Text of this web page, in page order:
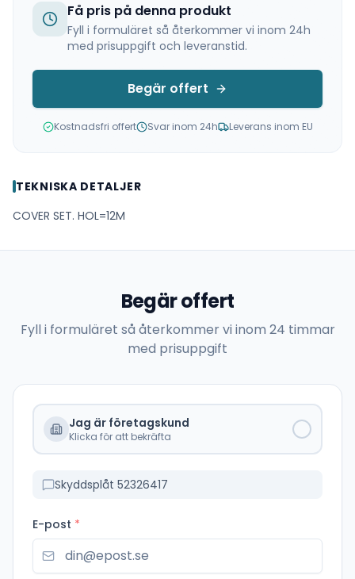
Få pris på denna produkt
Fyll i formuläret så återkommer vi inom 24h
med prisuppgift och leveranstid.
Begär offert
Kostnadsfri offert Svar inom 24h Leverans inom EU
TEKNISKA DETALJER
COVER SET. HOL=12M
Begär offert
Fyll i formuläret så återkommer vi inom 24 timmar
med prisuppgift
Jag är företagskund
Klicka för att bekräfta
Skyddsplåt 52326417
E-post *